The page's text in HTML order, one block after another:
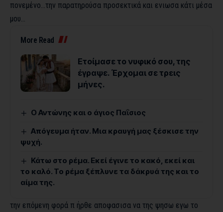
πονεμένο…την παρατηρούσα προσεκτικά και ενιωσα κάτι μέσα
μου…
More Read
Ετοίμασε το νυφικό σου, της
έγραψε. Έρχομαι σε τρεις
μήνες.
Ο Αντώνης και ο άγιος Παΐσιος
Απόγευμα ήταν. Μια κραυγή μας ξέσκισε την
ψυχή.
Κάτω στο ρέμα. Εκεί έγινε το κακό, εκεί και
το καλό. Το ρέμα ξέπλυνε τα δάκρυά της και το
αίμα της.
την επόμενη φορά π ήρθε αποφασισα να της ψησω εγω το